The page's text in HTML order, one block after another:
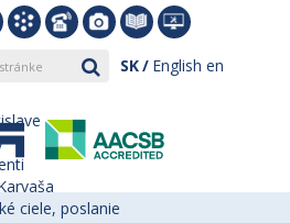
SK English en
ciele, poslanie